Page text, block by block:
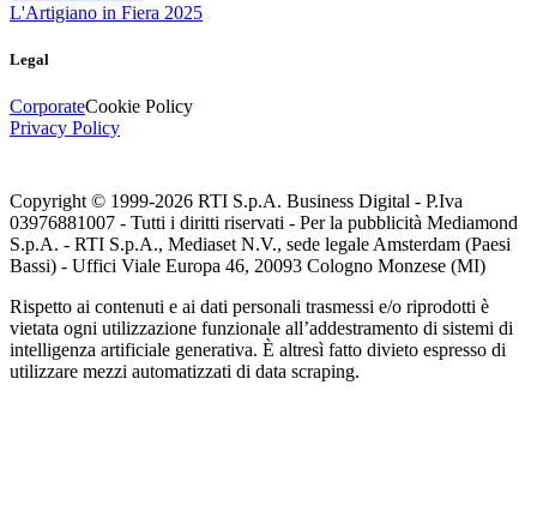
L'Artigiano in Fiera 2025
Legal
CorporateCookie Policy
Privacy Policy
Copyright © 1999-2026 RTI S.p.A. Business Digital - P.Iva
03976881007 - Tutti i diritti riservati - Per la pubblicità Mediamond
S.p.A. - RTI S.p.A., Mediaset N.V., sede legale Amsterdam (Paesi
Bassi) - Uffici Viale Europa 46, 20093 Cologno Monzese (MI)
Rispetto ai contenuti e ai dati personali trasmessi e/o riprodotti è
vietata ogni utilizzazione funzionale all’addestramento di sistemi di
intelligenza artificiale generativa. È altresì fatto divieto espresso di
utilizzare mezzi automatizzati di data scraping.